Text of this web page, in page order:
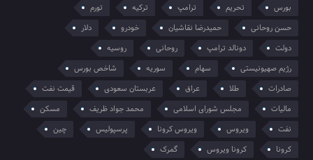
بورس
تحریم ترامپ ترکیه
تورم
حسن روحانی
حمیدرضا نقاشیان خودرو
دلار
دولت
دونالد ترامپ روحانی
روسیه
رژیم صهیونیستی
سهام سوریه
شاخص بورس
صادرات
طلا عراق عربستان سعودی
قیمت نفت
مالیات
مجلس شورای اسلامی محمد جواد ظریف
مسکن
نفت
ویروس ویروس کرونا پرسپولیس
چین
کرونا
کرونا ویروس گمرک